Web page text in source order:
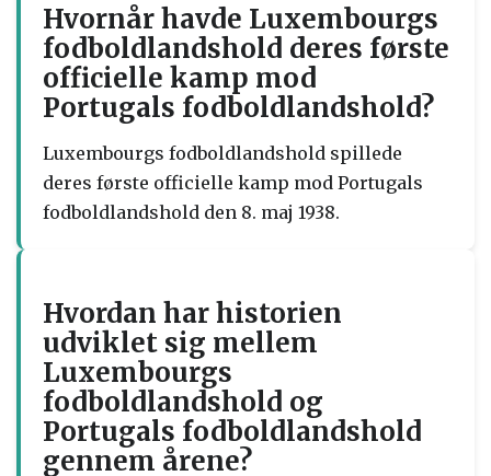
Hvornår havde Luxembourgs
fodboldlandshold deres første
officielle kamp mod
Portugals fodboldlandshold?
Luxembourgs fodboldlandshold spillede
deres første officielle kamp mod Portugals
fodboldlandshold den 8. maj 1938.
Hvordan har historien
udviklet sig mellem
Luxembourgs
fodboldlandshold og
Portugals fodboldlandshold
gennem årene?